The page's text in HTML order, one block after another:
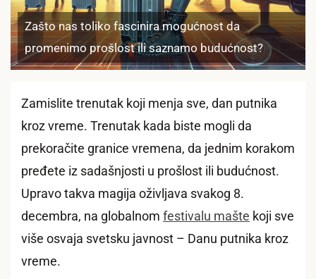
Zašto nas toliko fascinira mogućnost da
promenimo prošlost ili saznamo budućnost?
Zamislite trenutak koji menja sve, dan putnika
kroz vreme. Trenutak kada biste mogli da
prekoračite granice vremena, da jednim korakom
pređete iz sadašnjosti u prošlost ili budućnost.
Upravo takva magija oživljava svakog 8.
decembra, na globalnom festivalu mašte koji sve
više osvaja svetsku javnost – Danu putnika kroz
vreme.